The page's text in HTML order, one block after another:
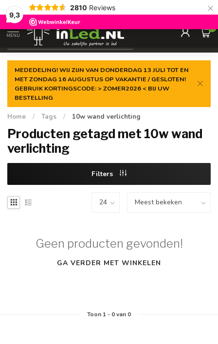
9,3
2810 Reviews ×
Gegarandeerde delaagste prijs
MENU
0
MEDEDELING! WIJ ZIJN VAN DONDERDAG 13 JULI TOT EN
MET ZONDAG 16 AUGUSTUS OP VAKANTIE / GESLOTEN!
GEBRUIK KORTINGSCODE: > ZOMER2026 < BIJ UW
BESTELLING
Home / Tags / 10w wand verlichting
Producten getagd met 10w wand
verlichting
Filters
Geen producten gevonden!
GA VERDER MET WINKELEN
Toon 1- 0van 0